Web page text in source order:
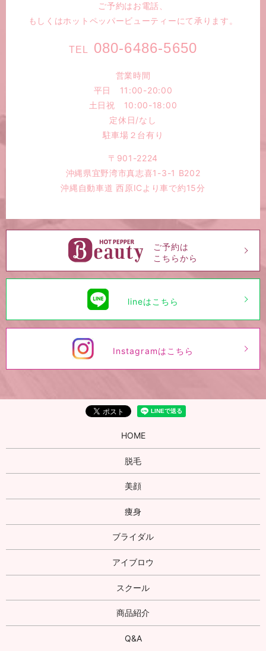
ご予約はお電話、
もしくはホットペッパービューティーにて承ります。
TEL 080-6486-5650
営業時間
平日 11:00-20:00
土日祝 10:00-18:00
定休日/なし
駐車場２台有り
〒901-2224
沖縄県宜野湾市真志喜1-3-1 B202
沖縄自動車道 西原ICより車で約15分
ご予約は
こちらから
lineはこちら
Instagramはこちら
HOME
脱毛
美顔
痩身
ブライダル
アイブロウ
スクール
商品紹介
Q&A